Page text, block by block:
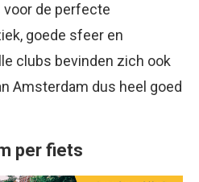
voor de perfecte
goede sfeer en
clubs bevinden zich ook
Amsterdam dus heel goed
per fiets